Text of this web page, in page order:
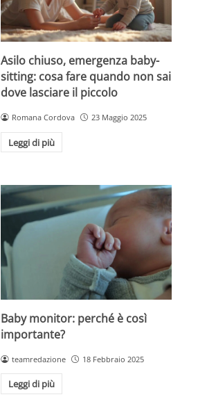
Asilo chiuso, emergenza baby-
sitting: cosa fare quando non sai
dove lasciare il piccolo
Romana Cordova 23 Maggio 2025
Leggi di più
Baby monitor: perché è così
importante?
teamredazione 18 Febbraio 2025
Leggi di più